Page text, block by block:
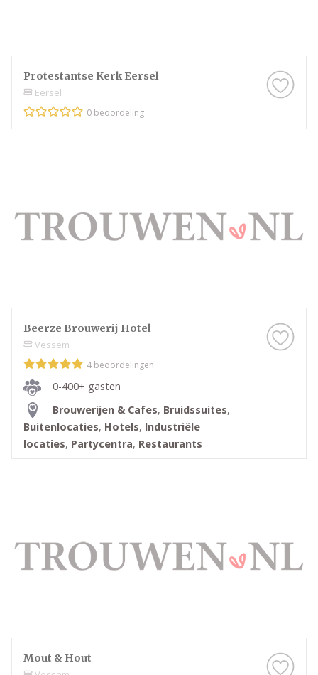
Protestantse Kerk Eersel
Eersel
0 beoordeling
Beerze Brouwerij Hotel
Vessem
4 beoordelingen
0-400+ gasten
Brouwerijen & Cafes, Bruidssuites,
Buitenlocaties, Hotels, Industriële
locaties, Partycentra, Restaurants
Mout & Hout